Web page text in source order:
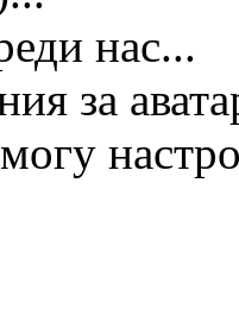
нас...
за